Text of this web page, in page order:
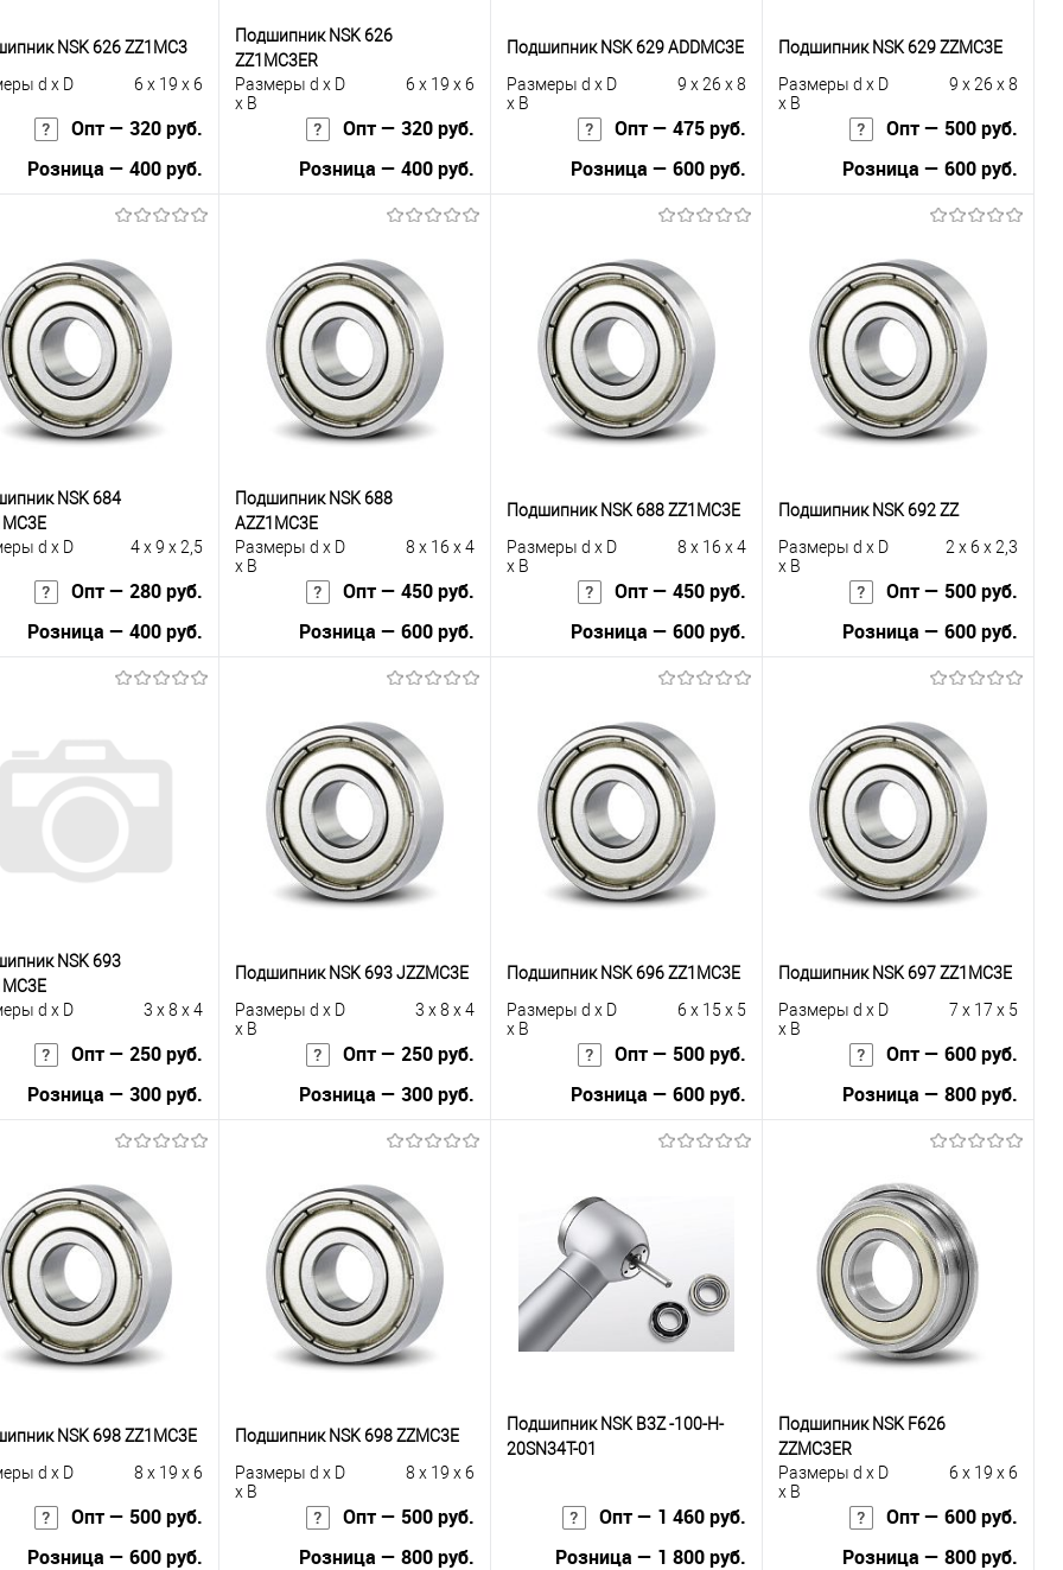
NSK 626 ZZ1MC3
d x D
6 x 19 x 6
Опт — 320 руб.
Розница — 400 руб.
Купить в 1
К
сравнению
избранное
Под заказ
Подшипник NSK 626
ZZ1MC3ER
Размеры d x D
x B
6 x 19 x 6
Опт — 320 руб.
Розница — 400 руб.
Купить в 1
К
сравнению
В избранное
Под заказ
Подшипник NSK 629 ADDMC3E
Размеры d x D
x B
9 x 26 x 8
Опт — 475 руб.
Розница — 600 руб.
Купить в 1
К
сравнению
В избранное
Под заказ
Подшипник NSK 629 ZZMC3E
Размеры d x D
x B
9 x 26 x 8
Опт — 500 руб.
Розница — 600 руб.
Купить в 1
К
сравнению
В избранное
Под заказ
NSK 684
d x D
4 x 9 x 2,5
Опт — 280 руб.
Розница — 400 руб.
Купить в 1
К
сравнению
Подшипник NSK 688
AZZ1MC3E
Размеры d x D
x B
8 x 16 x 4
Опт — 450 руб.
Розница — 600 руб.
Купить в 1
К
сравнению
В избранное
Под заказ
Подшипник NSK 688 ZZ1MC3E
Размеры d x D
x B
8 x 16 x 4
Опт — 450 руб.
Розница — 600 руб.
Купить в 1
К
сравнению
В избранное
Под заказ
Подшипник NSK 692 ZZ
Размеры d x D
x B
2 x 6 x 2,3
Опт — 500 руб.
Розница — 600 руб.
Купить в 1
К
сравнению
В избранное
Под заказ
NSK 693
d x D
3 x 8 x 4
Опт — 250 руб.
Розница — 300 руб.
Купить в 1
К
сравнению
избранное
Под заказ
Подшипник NSK 693 JZZMC3E
Размеры d x D
x B
3 x 8 x 4
Опт — 250 руб.
Розница — 300 руб.
Купить в 1
К
сравнению
В избранное
Под заказ
Подшипник NSK 696 ZZ1MC3E
Размеры d x D
x B
6 x 15 x 5
Опт — 500 руб.
Розница — 600 руб.
Купить в 1
сравнению
В избранное
Под заказ
Подшипник NSK 697 ZZ1MC3E
Размеры d x D
x B
7 x 17 x 5
Опт — 600 руб.
Розница — 800 руб.
Купить в 1
К
сравнению
В избранное
Под заказ
NSK 698 ZZ1MC3E
d x D
8 x 19 x 6
Опт — 500 руб.
Розница — 600 руб.
Подшипник NSK 698 ZZMC3E
Размеры d x D
x B
8 x 19 x 6
Опт — 500 руб.
Розница — 800 руб.
Подшипник NSK B3Z -100-H-
20SN34T-01
Опт — 1 460 руб.
Розница — 1 800 руб.
Подшипник NSK F626
ZZMC3ER
Размеры d x D
x B
6 x 19 x 6
Опт — 600 руб.
Розница — 800 руб.